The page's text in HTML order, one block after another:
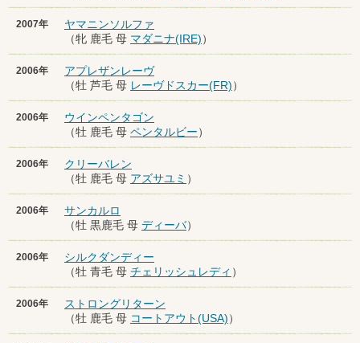
2007年
ヤマニンソルファ
（牝 鹿毛 母 マダニナ(IRE)）
2006年
アプレザンレーヴ
（牡 芦毛 母 レーヴドスカー(FR)）
2006年
ウインペンタゴン
（牡 鹿毛 母 ペンタルビー）
2006年
クリーバレン
（牡 鹿毛 母 アズサユミ ）
2006年
サンカルロ
（牡 黒鹿毛 母 ディーバ）
2006年
シルクダンディー
（牡 青毛 母 チェリッシュレディ ）
2006年
ストロングリターン
（牡 鹿毛 母 コートアウト(USA)）